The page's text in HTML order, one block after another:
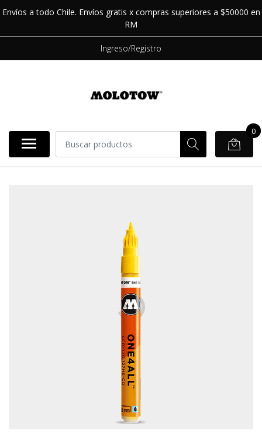
Envíos a todo Chile. Envíos gratis x compras superiores a $50000 en
RM
Ingreso/Registro
0